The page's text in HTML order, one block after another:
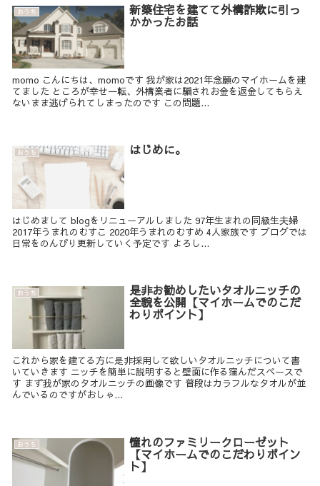
おうち 新築住宅を建てて外構詐欺に引っ
かかったお話
momo こんにちは、momoです 我が家は2021年念願のマイホームを建
てました ところが幸せ一転、外構業者に騙されお金を返金してもらえ
ないまま逃げられてしまったのです この問題...
おうち はじめに。
はじめまして blogをリニューアルしました 97年生まれの同級生夫婦
2017年うまれのむすこ 2020年うまれのむすめ 4人家族です ブログでは
日常をのんびり更新していく予定です よろし...
おうち 是非お勧めしたいタオルニッチの
全貌を公開【マイホームでのこだ
わりポイント】
これから家を建てる方に是非採用して欲しいタオルニッチについて書
いていきます ニッチを簡単に説明すると壁面に作る窪んだスペースで
す まず我が家のタオルニッチの画像です 普段はカラフルなタオルが並
んでいるのですがおしゃ...
おうち 憧れのファミリークローゼット
【マイホームでのこだわりポイン
ト】